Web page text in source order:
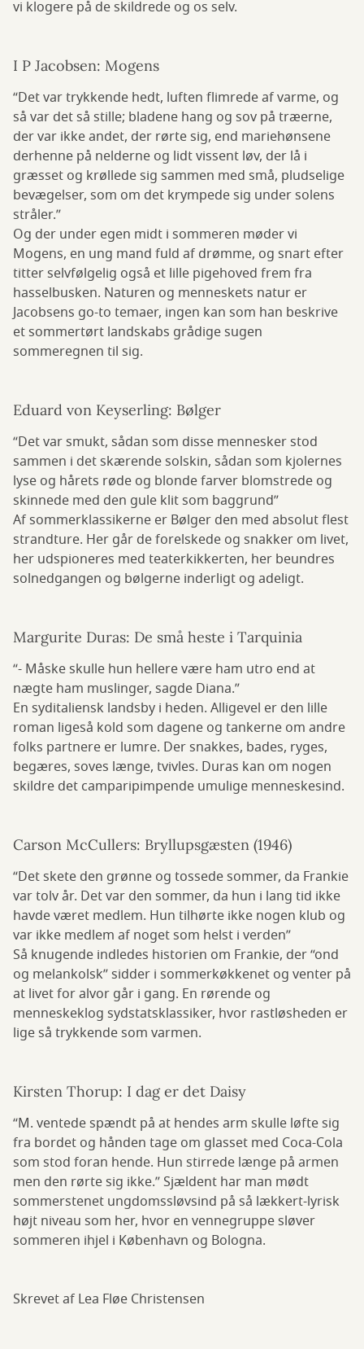
vi klogere på de skildrede og os selv.
I P Jacobsen: Mogens
“Det var trykkende hedt, luften flimrede af varme, og
så var det så stille; bladene hang og sov på træerne,
der var ikke andet, der rørte sig, end mariehønsene
derhenne på nelderne og lidt vissent løv, der lå i
græsset og krøllede sig sammen med små, pludselige
bevægelser, som om det krympede sig under solens
stråler.”
Og der under egen midt i sommeren møder vi
Mogens, en ung mand fuld af drømme, og snart efter
titter selvfølgelig også et lille pigehoved frem fra
hasselbusken. Naturen og menneskets natur er
Jacobsens go-to temaer, ingen kan som han beskrive
et sommertørt landskabs grådige sugen
sommeregnen til sig.
Eduard von Keyserling: Bølger
“Det var smukt, sådan som disse mennesker stod
sammen i det skærende solskin, sådan som kjolernes
lyse og hårets røde og blonde farver blomstrede og
skinnede med den gule klit som baggrund”
Af sommerklassikerne er Bølger den med absolut flest
strandture. Her går de forelskede og snakker om livet,
her udspioneres med teaterkikkerten, her beundres
solnedgangen og bølgerne inderligt og adeligt.
Margurite Duras: De små heste i Tarquinia
“- Måske skulle hun hellere være ham utro end at
nægte ham muslinger, sagde Diana.”
En syditaliensk landsby i heden. Alligevel er den lille
roman ligeså kold som dagene og tankerne om andre
folks partnere er lumre. Der snakkes, bades, ryges,
begæres, soves længe, tvivles. Duras kan om nogen
skildre det camparipimpende umulige menneskesind.
Carson McCullers: Bryllupsgæsten (1946)
“Det skete den grønne og tossede sommer, da Frankie
var tolv år. Det var den sommer, da hun i lang tid ikke
havde været medlem. Hun tilhørte ikke nogen klub og
var ikke medlem af noget som helst i verden”
Så knugende indledes historien om Frankie, der “ond
og melankolsk” sidder i sommerkøkkenet og venter på
at livet for alvor går i gang. En rørende og
menneskeklog sydstatsklassiker, hvor rastløsheden er
lige så trykkende som varmen.
Kirsten Thorup: I dag er det Daisy
“M. ventede spændt på at hendes arm skulle løfte sig
fra bordet og hånden tage om glasset med Coca-Cola
som stod foran hende. Hun stirrede længe på armen
men den rørte sig ikke.” Sjældent har man mødt
sommerstenet ungdomssløvsind på så lækkert-lyrisk
højt niveau som her, hvor en vennegruppe sløver
sommeren ihjel i København og Bologna.
Skrevet af Lea Fløe Christensen